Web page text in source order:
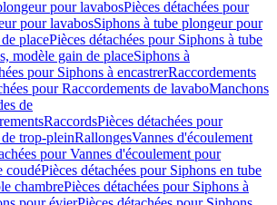
pour lavabosPièces détachées pour
pour lavabosSiphons à tube plongeur pour
placePièces détachées pour Siphons à tube
modèle gain de placeSiphons à
pour Siphons à encastrerRaccordements
pour Raccordements de lavaboManchons
de
RaccordsPièces détachées pour
trop-pleinRallongesVannes d'écoulement
pour Vannes d'écoulement pour
coudéPièces détachées pour Siphons en tube
chambrePièces détachées pour Siphons à